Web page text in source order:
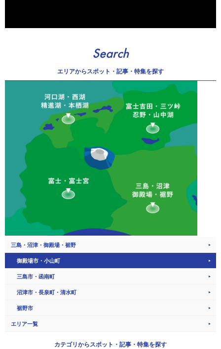
Search
エリアからスポット・記事・特集を探す
三島・沼津・御殿場・裾野
御殿場市・小山町
三島市・函南町
沼津市・長泉町・清水町
裾野市
エリア一覧
カテゴリからスポット・記事・特集を探す